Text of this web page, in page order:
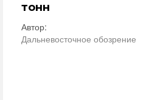
тонн
Автор:
Дальневосточное обозрение